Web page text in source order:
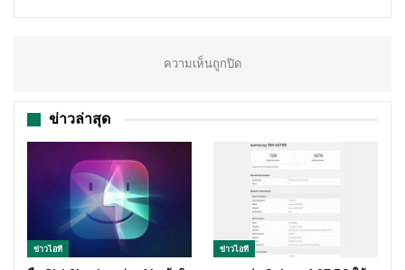
ความเห็นถูกปิด
ข่าวล่าสุด
ข่าวไอที ข่าวไอที